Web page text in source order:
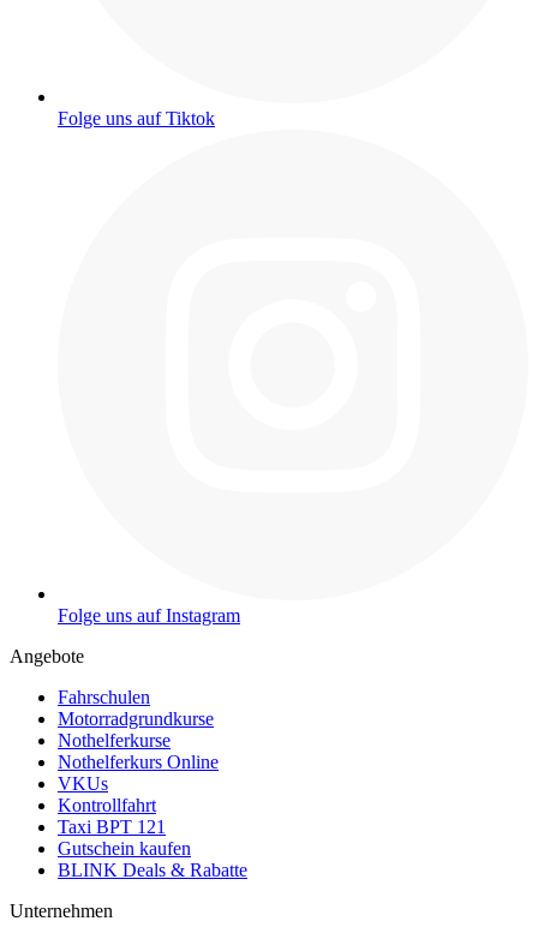
Folge uns auf Tiktok
Folge uns auf Instagram
Angebote
Fahrschulen
Motorradgrundkurse
Nothelferkurse
Nothelferkurs Online
VKUs
Kontrollfahrt
Taxi BPT 121
Gutschein kaufen
BLINK Deals & Rabatte
Unternehmen